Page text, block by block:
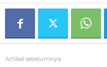
Artikel sebelumnya